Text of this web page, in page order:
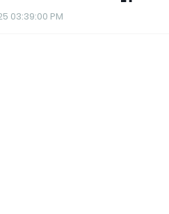
03:39:00 PM